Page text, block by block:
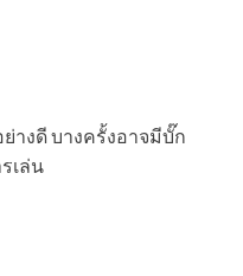
างดี บางครั้งอาจมีบั๊ก
เล่น